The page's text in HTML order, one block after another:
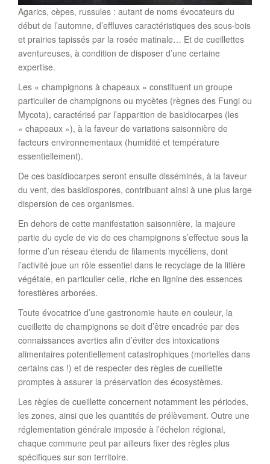
Agarics, cèpes, russules : autant de noms évocateurs du
début de l’automne, d’effluves caractéristiques des sous-bois
et prairies tapissés par la rosée matinale… Et de cueillettes
aventureuses, à condition de disposer d’une certaine
expertise.
Les « champignons à chapeaux » constituent un groupe
particulier de champignons ou mycètes (règnes des Fungi ou
Mycota), caractérisé par l’apparition de basidiocarpes (les
« chapeaux »), à la faveur de variations saisonnière de
facteurs environnementaux (humidité et température
essentiellement).
De ces basidiocarpes seront ensuite disséminés, à la faveur
du vent, des basidiospores, contribuant ainsi à une plus large
dispersion de ces organismes.
En dehors de cette manifestation saisonnière, la majeure
partie du cycle de vie de ces champignons s’effectue sous la
forme d’un réseau étendu de filaments mycéliens, dont
l’activité joue un rôle essentiel dans le recyclage de la litière
végétale, en particulier celle, riche en lignine des essences
forestières arborées.
Toute évocatrice d’une gastronomie haute en couleur, la
cueillette de champignons se doit d’être encadrée par des
connaissances averties afin d’éviter des intoxications
alimentaires potentiellement catastrophiques (mortelles dans
certains cas !) et de respecter des règles de cueillette
promptes à assurer la préservation des écosystèmes.
Les règles de cueillette concernent notamment les périodes,
les zones, ainsi que les quantités de prélèvement. Outre une
réglementation générale imposée à l’échelon régional,
chaque commune peut par ailleurs fixer des règles plus
spécifiques sur son territoire.